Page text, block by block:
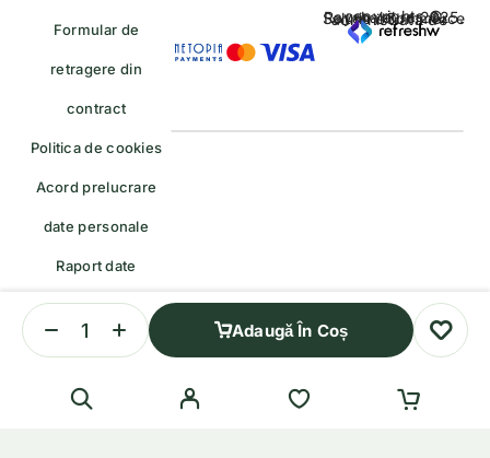
Adaugă În Coș
Formular de
retragere din
contract
Politica de cookies
Acord prelucrare
date personale
Raport date
personale
copyrights © Rayahalal.ro 2025. Soluție eCommerce administrată de